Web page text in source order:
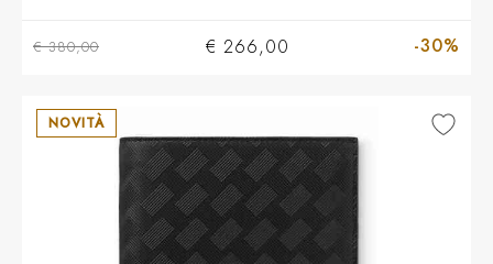
€ 380,00 € 266,00 -30%
NOVITÀ